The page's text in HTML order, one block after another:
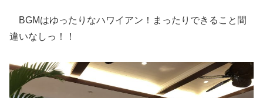
BGMはゆったりなハワイアン！まったりできること間
違いなしっ！！